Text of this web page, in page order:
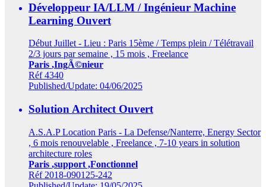
Développeur IA/LLM / Ingénieur Machine
Learning Ouvert
Début Juillet - Lieu : Paris 15ème / Temps plein / Télétravail
2/3 jours par semaine , 15 mois , Freelance
Paris ,IngÃ©nieur
Réf 4340
Published/Update: 04/06/2025
Solution Architect Ouvert
A.S.A.P Location Paris - La Defense/Nanterre, Energy Sector
, 6 mois renouvelable , Freelance , 7-10 years in solution
architecture roles
Paris ,support ,Fonctionnel
Réf 2018-090125-242